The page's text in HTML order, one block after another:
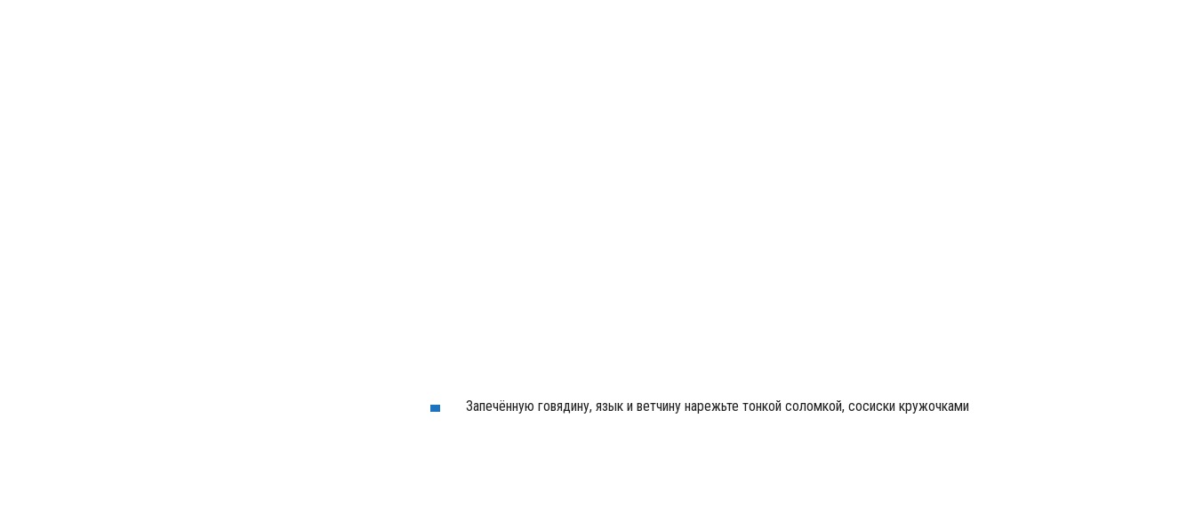
Запечённую говядину, язык и ветчину нарежьте тонкой соломкой, сосиски кружочками